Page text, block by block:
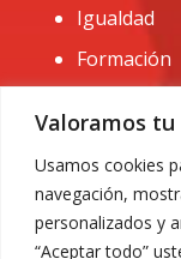
Valoramos
Usamos cookies
navegación,
personalizados y
“Aceptar todo”
Igualdad
Formación
CONTACTO:
968 25 01
C/ Huerto